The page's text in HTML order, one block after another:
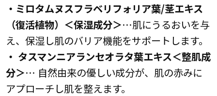
・ミロタムヌスフラベリフォリア葉/茎エキス
（復活植物）＜保湿成分＞…肌にうるおいを与
え、保湿し肌のバリア機能をサポートします。
・ タスマンニアランセオラタ葉エキス＜整肌成
分＞… 自然由来の優しい成分が、肌の赤みに
アプローチし肌を整えます。